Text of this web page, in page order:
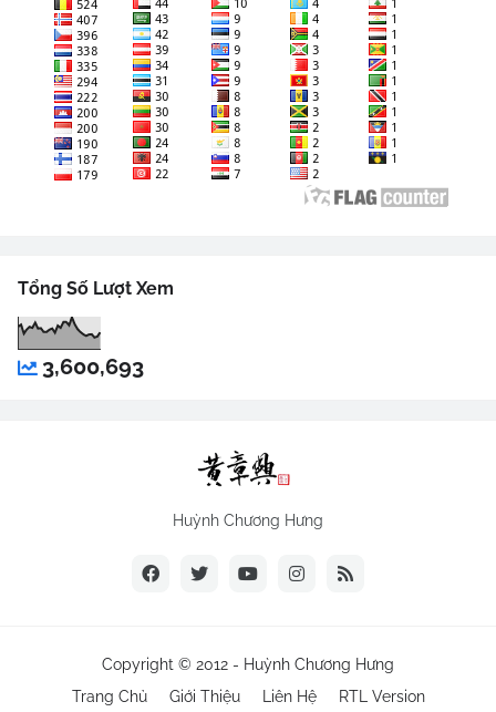
Tổng Số Lượt Xem
3,600,693
Huỳnh Chương Hưng
Copyright © 2012 - Huỳnh Chương Hưng
Trang Chủ
Giới Thiệu Liên Hệ RTL Version